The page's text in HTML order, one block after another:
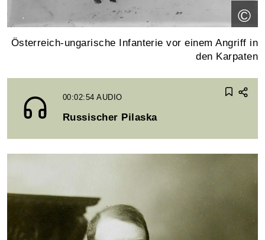
©
Österreich-ungarische Infanterie vor einem Angriff in
den Karpaten
00:02:54AUDIO
Russischer Pilaska